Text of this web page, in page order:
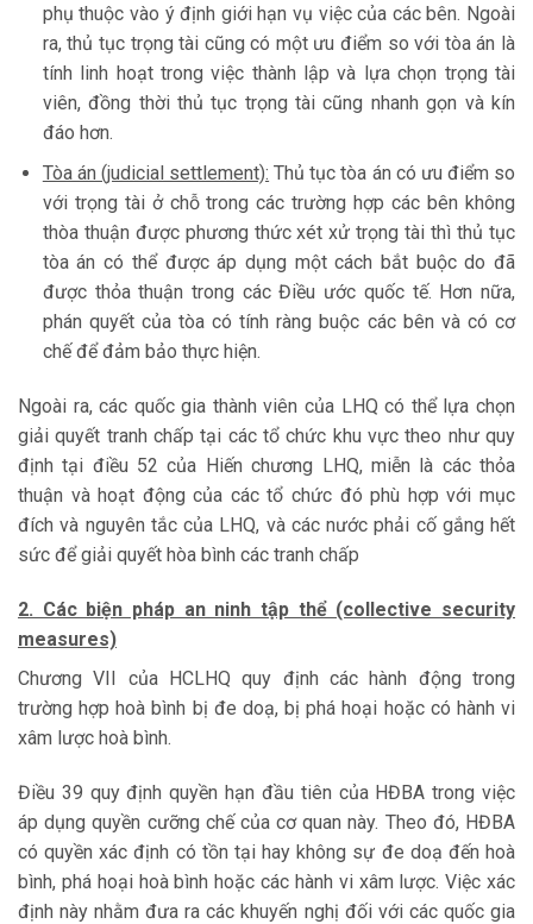
phụ thuộc vào ý định giới hạn vụ việc của các bên. Ngoài
ra, thủ tục trọng tài cũng có một ưu điểm so với tòa án là
tính linh hoạt trong việc thành lập và lựa chọn trọng tài
viên, đồng thời thủ tục trọng tài cũng nhanh gọn và kín
đáo hơn.
Tòa án (judicial settlement): Thủ tục tòa án có ưu điểm so
với trọng tài ở chỗ trong các trường hợp các bên không
thòa thuận được phương thức xét xử trọng tài thì thủ tục
tòa án có thể được áp dụng một cách bắt buộc do đã
được thỏa thuận trong các Điều ước quốc tế. Hơn nữa,
phán quyết của tòa có tính ràng buộc các bên và có cơ
chế để đảm bảo thực hiện.
Ngoài ra, các quốc gia thành viên của LHQ có thể lựa chọn
giải quyết tranh chấp tại các tổ chức khu vực theo như quy
định tại điều 52 của Hiến chương LHQ, miễn là các thỏa
thuận và hoạt động của các tổ chức đó phù hợp với mục
đích và nguyên tắc của LHQ, và các nước phải cố gắng hết
sức để giải quyết hòa bình các tranh chấp
2. Các biện pháp an ninh tập thể (collective security
measures)
Chương VII của HCLHQ quy định các hành động trong
trường hợp hoà bình bị đe doạ, bị phá hoại hoặc có hành vi
xâm lược hoà bình.
Điều 39 quy định quyền hạn đầu tiên của HĐBA trong việc
áp dụng quyền cưỡng chế của cơ quan này. Theo đó, HĐBA
có quyền xác định có tồn tại hay không sự đe doạ đến hoà
bình, phá hoại hoà bình hoặc các hành vi xâm lược. Việc xác
định này nhằm đưa ra các khuyến nghị đối với các quốc gia